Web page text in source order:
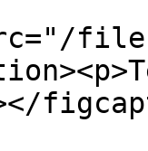
files/